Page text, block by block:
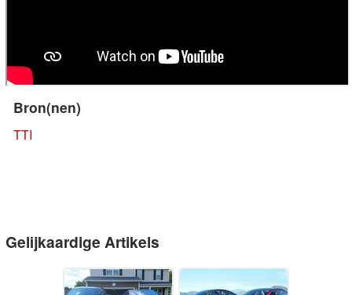
Bron(nen)
TTI
Gelijkaardige Artikels